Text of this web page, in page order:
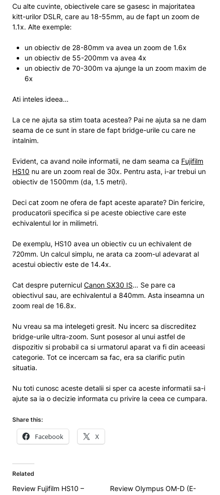
Cu alte cuvinte, obiectivele care se gasesc in majoritatea
kitt-urilor DSLR, care au 18-55mm, au de fapt un zoom de
1.1x. Alte exemple:
un obiectiv de 28-80mm va avea un zoom de 1.6x
un obiectiv de 55-200mm va avea 4x
un obiectiv de 70-300m va ajunge la un zoom maxim de
6x
Ati inteles ideea…
La ce ne ajuta sa stim toata acestea? Pai ne ajuta sa ne dam
seama de ce sunt in stare de fapt bridge-urile cu care ne
intalnim.
Evident, ca avand noile informatii, ne dam seama ca Fujifilm
HS10 nu are un zoom real de 30x. Pentru asta, i-ar trebui un
obiectiv de 1500mm (da, 1.5 metri).
Deci cat zoom ne ofera de fapt aceste aparate? Din fericire,
producatorii specifica si pe aceste obiective care este
echivalentul lor in milimetri.
De exemplu, HS10 avea un obiectiv cu un echivalent de
720mm. Un calcul simplu, ne arata ca zoom-ul adevarat al
acestui obiectiv este de 14.4x.
Cat despre puternicul Canon SX30 IS… Se pare ca
obiectivul sau, are echivalentul a 840mm. Asta inseamna un
zoom real de 16.8x.
Nu vreau sa ma intelegeti gresit. Nu incerc sa discreditez
bridge-urile ultra-zoom. Sunt posesor al unui astfel de
dispozitiv si probabil ca si urmatorul aparat va fi din aceeasi
categorie. Tot ce incercam sa fac, era sa clarific putin
situatia.
Nu toti cunosc aceste detalii si sper ca aceste informatii sa-i
ajute sa ia o decizie informata cu privire la ceea ce cumpara.
Share this:
Facebook X
Related
Review Fujifilm HS10 –
Review Olympus OM-D (E-